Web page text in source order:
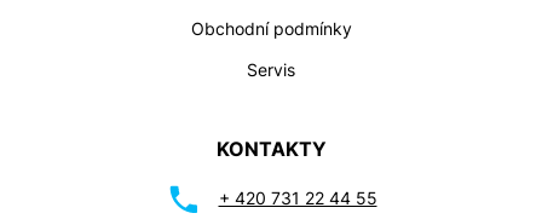
Obchodní podmínky
Servis
KONTAKTY
+ 420 731 22 44 55